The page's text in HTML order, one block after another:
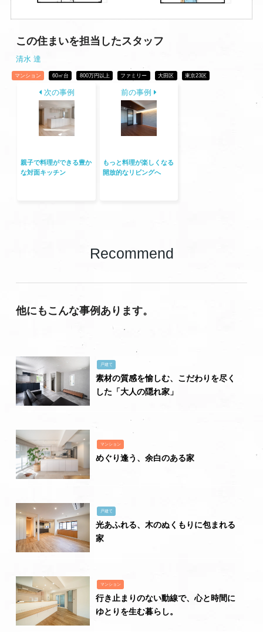
この住まいを担当したスタッフ
清水 達
マンション 60㎡台 800万円以上 ファミリー 大田区 東京23区
次の事例
親子で料理ができる豊か
な対面キッチン
前の事例
もっと料理が楽しくなる
開放的なリビングへ
Recommend
他にもこんな事例あります。
戸建て
素材の質感を愉しむ、こだわりを尽く
した「大人の隠れ家」
マンション
めぐり逢う、余白のある家
戸建て
光あふれる、木のぬくもりに包まれる
家
マンション
行き止まりのない動線で、心と時間に
ゆとりを生む暮らし。